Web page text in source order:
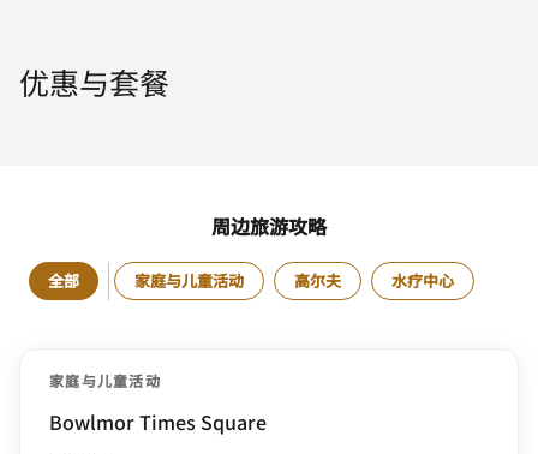
优惠与套餐
周边旅游攻略
全部 家庭与儿童活动 高尔夫 水疗中心
家庭与儿童活动
Bowlmor Times Square